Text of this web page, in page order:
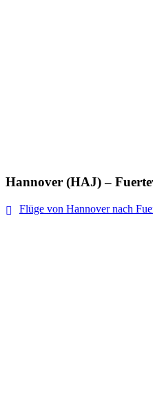
Hannover (HAJ) –
Flüge von Hannover nach